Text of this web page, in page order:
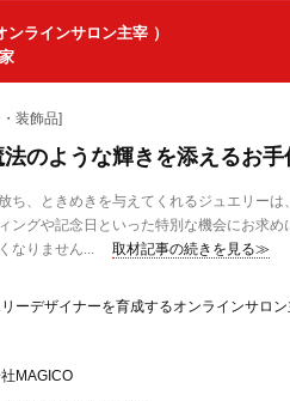
ラインサロン主宰 ）
装飾品]
のような輝きを添えるお手
ち、ときめきを与えてくれるジュエリーは
ングや記念日といった特別な機会にお求め
なりません...
取材記事の続きを見る≫
ーデザイナーを育成するオンラインサロ
MAGICO